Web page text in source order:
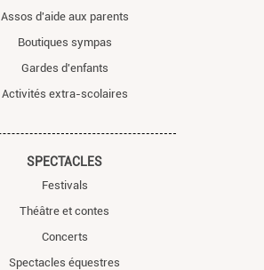
Assos d'aide aux parents
Boutiques sympas
Gardes d'enfants
Activités extra-scolaires
SPECTACLES
Festivals
Théâtre et contes
Concerts
Spectacles équestres